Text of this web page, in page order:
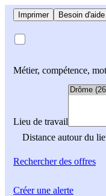
Imprimer Besoin
Métier, compétence,
Lieu de travail
Distance autour du
Rechercherdes offres
Créer une alerte